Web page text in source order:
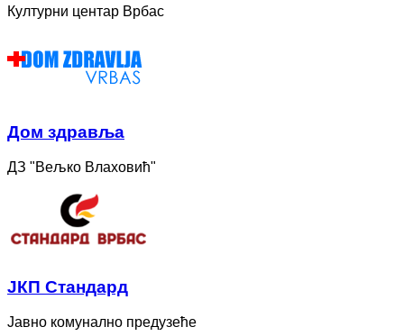
Културни центар Врбас
Дом здравља
ДЗ "Вељко Влаховић"
ЈКП Стандард
Јавно комунално предузеће